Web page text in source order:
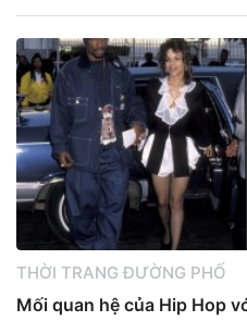
THỜI TRANG ĐƯỜNG PHỐ
Mối quan hệ của Hip Hop